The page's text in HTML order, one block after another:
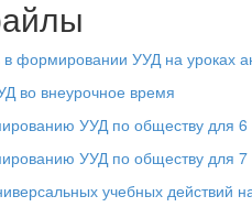
проблемы, но в ее
гипотезы и ее
формировании УУД на уроках
во внеурочное время
УУД по обществу для 6
УУД по обществу для 7
учебных действий